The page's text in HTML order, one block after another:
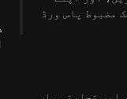
مضبوط پاس ورڈ